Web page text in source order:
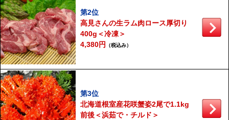
第2位
高見さんの生ラム肉ロース厚切り
400g＜冷凍＞
4,380円
（税込み）
第3位
北海道根室産花咲蟹姿2尾で1.1kg
前後＜浜茹で・チルド＞